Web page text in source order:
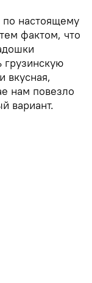
по настоящему
фактом, что
грузинскую
вкусная,
нам повезло
вариант.